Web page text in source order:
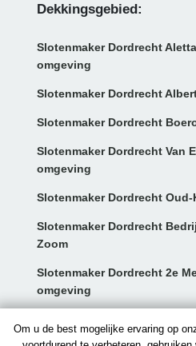
Om u de best mogelijke ervaring op
Dekkingsgebied:
Slotenmaker Dordrecht
omgeving
Slotenmaker Dordrecht
Slotenmaker Dordrecht
Slotenmaker Dordrecht Van
omgeving
Slotenmaker Dordrecht
Slotenmaker Dordrecht
Zoom
Slotenmaker Dordrecht 2e
omgeving
Contact: